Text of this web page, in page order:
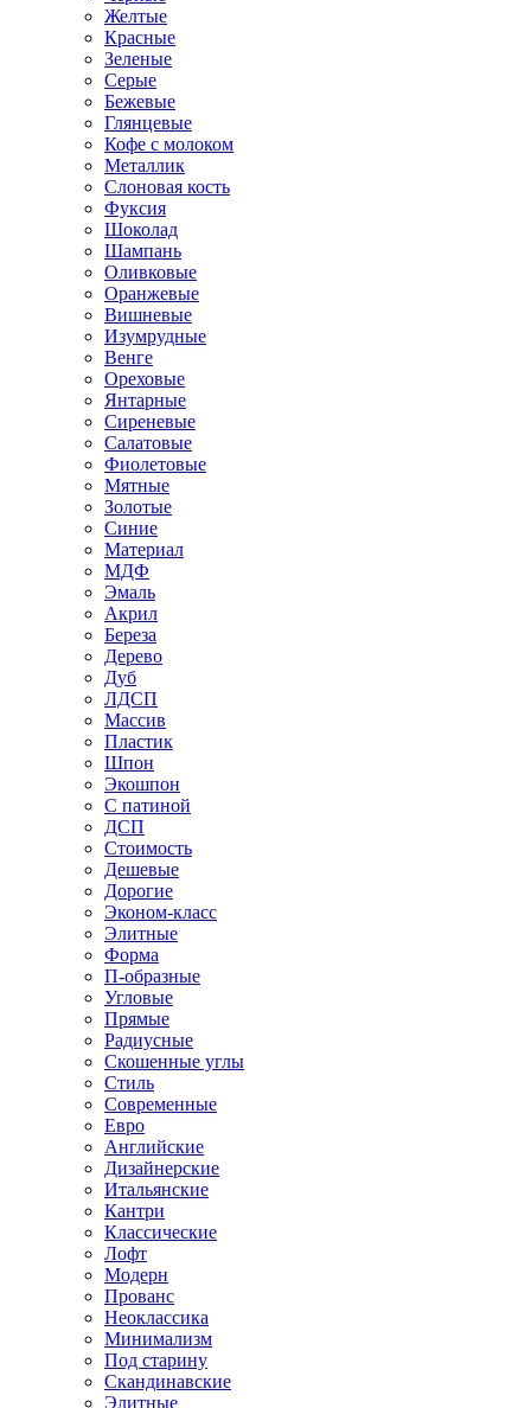
Желтые
Красные
Зеленые
Серые
Бежевые
Глянцевые
Кофе с молоком
Металлик
Слоновая кость
Фуксия
Шоколад
Шампань
Оливковые
Оранжевые
Вишневые
Изумрудные
Венге
Ореховые
Янтарные
Сиреневые
Салатовые
Фиолетовые
Мятные
Золотые
Синие
Материал
МДФ
Эмаль
Акрил
Береза
Дерево
Дуб
ЛДСП
Массив
Пластик
Шпон
Экошпон
С патиной
ДСП
Стоимость
Дешевые
Дорогие
Эконом-класс
Элитные
Форма
П-образные
Угловые
Прямые
Радиусные
Скошенные углы
Стиль
Современные
Евро
Английские
Дизайнерские
Итальянские
Кантри
Классические
Лофт
Модерн
Прованс
Неоклассика
Минимализм
Под старину
Скандинавские
Элитные